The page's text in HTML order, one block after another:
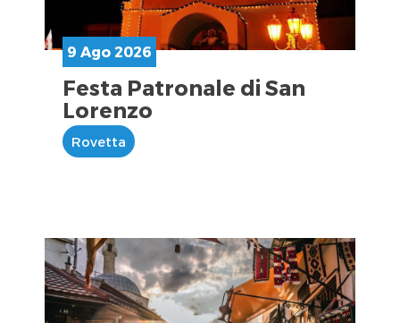
9 Ago 2026
Festa Patronale di San
Lorenzo
Rovetta